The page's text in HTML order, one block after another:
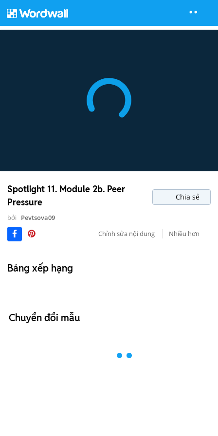
Spotlight 11. Module 2b. Peer
Pressure
Chia sẻ
bởi
Pevtsova09
Chỉnh sửa nội dung
Nhiều hơn
Bảng xếp hạng
Chuyển đổi mẫu